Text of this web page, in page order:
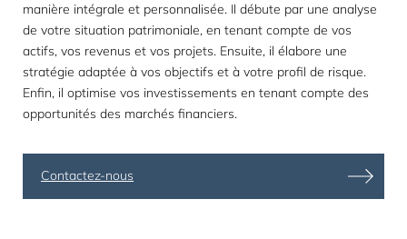
manière intégrale et personnalisée. Il débute par une analyse
de votre situation patrimoniale, en tenant compte de vos
actifs, vos revenus et vos projets. Ensuite, il élabore une
stratégie adaptée à vos objectifs et à votre profil de risque.
Enfin, il optimise vos investissements en tenant compte des
opportunités des marchés financiers.
Contactez-nous